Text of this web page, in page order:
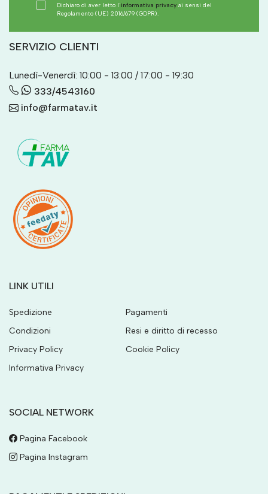
Dichiaro di aver letto l'informativa privacy ai sensi del
Regolamento (UE) 2016/679 (GDPR).
SERVIZIO CLIENTI
Lunedì-Venerdì: 10:00 - 13:00 / 17:00 - 19:30
333/4543160
info@farmatav.it
LINK UTILI
Spedizione
Pagamenti
Condizioni
Resi e diritto di recesso
Privacy Policy
Cookie Policy
Informativa Privacy
SOCIAL NETWORK
Pagina Facebook
Pagina Instagram